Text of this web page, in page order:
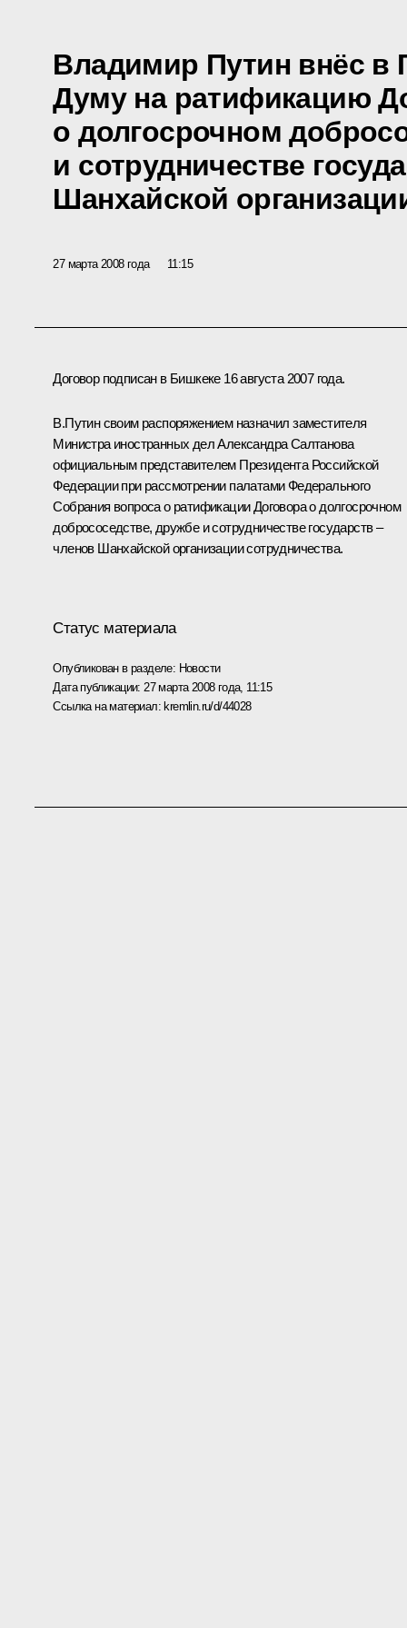
Владимир Путин внёс в
Думу на ратификацию
о долгосрочном
и сотрудничестве
Шанхайской
27 марта 2008 года 11:15
Договор подписан в Бишкеке 16 августа 2007 года.
В.Путин своим распоряжением назначил заместителя
Министра иностранных дел Александра Салтанова
официальным представителем Президента Российской
Федерации при рассмотрении палатами Федерального
Собрания вопроса о ратификации Договора о долгосрочном
добрососедстве, дружбе и сотрудничестве государств –
членов Шанхайской организации сотрудничества.
Статус материала
Опубликован в разделе: Новости
Дата публикации: 27 марта 2008 года, 11:15
Ссылка на материал:kremlin.ru/d/44028